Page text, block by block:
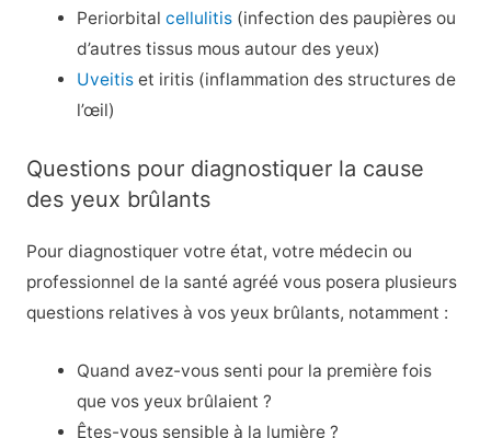
Periorbitalcellulitis (infection des paupières ou
d’autres tissus mous autour des yeux)
Uveitis et iritis (inflammation des structures de
l’œil)
Questions pour diagnostiquer la cause
des yeux brûlants
Pour diagnostiquer votre état, votre médecin ou
professionnel de la santé agréé vous posera plusieurs
questions relatives à vos yeux brûlants, notamment :
Quand avez-vous senti pour la première fois
que vos yeux brûlaient ?
Êtes-vous sensible à la lumière ?